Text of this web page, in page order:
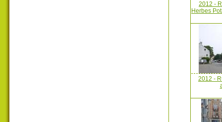
2012 -
Herbes
2012 -